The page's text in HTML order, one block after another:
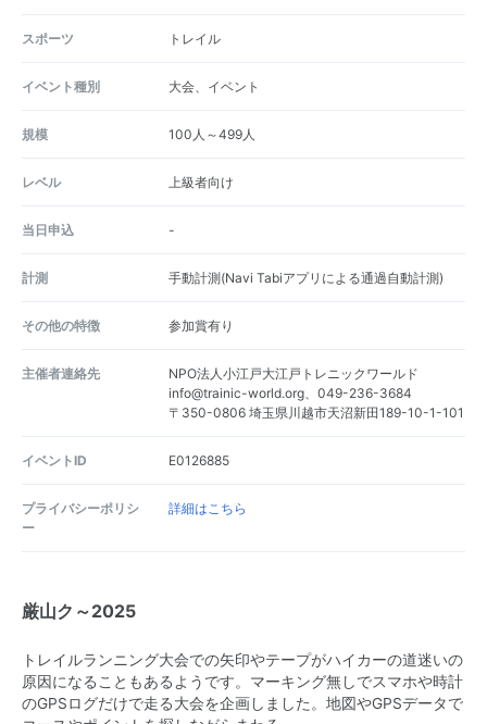
スポーツ トレイル
イベント種別 大会、イベント
規模 100人～499人
レベル 上級者向け
当日申込 -
計測 手動計測(Navi Tabiアプリによる通過自動計測)
その他の特徴 参加賞有り
主催者連絡先
NPO法人小江戸大江戸トレニックワールド
info@trainic-world.org、049-236-3684
〒350-0806 埼玉県川越市天沼新田189-10-1-101
イベントID E0126885
プライバシーポリシ
ー
詳細はこちら
厳山ク～2025
トレイルランニング大会での矢印やテープがハイカーの道迷いの
原因になることもあるようです。マーキング無しでスマホや時計
のGPSログだけで走る大会を企画しました。地図やGPSデータで